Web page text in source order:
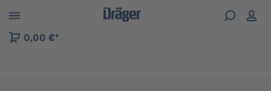
to B2B platform navigation
0,00 €*